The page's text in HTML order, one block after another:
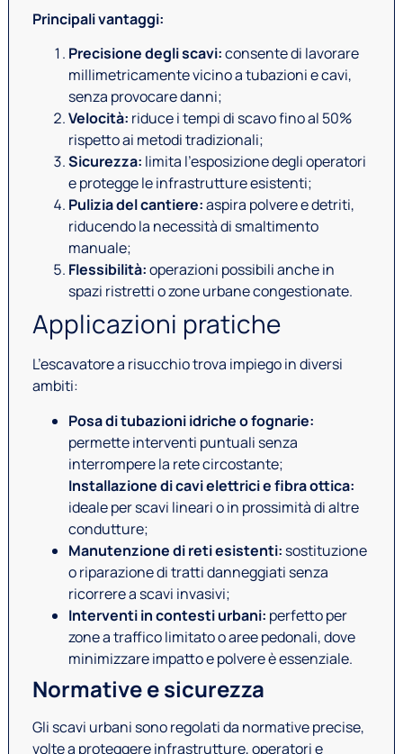
Principali vantaggi:
Precisione degli scavi:consente di lavorare
millimetricamente vicino a tubazioni e cavi,
senza provocare danni;
Velocità: riduce i tempi di scavo fino al 50%
rispetto ai metodi tradizionali;
Sicurezza: limita l’esposizione degli operatori
e protegge le infrastrutture esistenti;
Pulizia del cantiere:aspira polvere e detriti,
riducendo la necessità di smaltimento
manuale;
Flessibilità:operazioni possibili anche in
spazi ristretti o zone urbane congestionate.
Applicazioni pratiche
L’escavatore a risucchio trova impiego in diversi
ambiti:
Posa di tubazioni idriche o fognarie:
permette interventi puntuali senza
interrompere la rete circostante;
Installazione di cavi elettrici e fibra ottica:
ideale per scavi lineari o in prossimità di altre
condutture;
Manutenzione di reti esistenti: sostituzione
o riparazione di tratti danneggiati senza
ricorrere a scavi invasivi;
Interventi in contesti urbani: perfetto per
zone a traffico limitato o aree pedonali, dove
minimizzare impatto e polvere è essenziale.
Normative e sicurezza
Gli scavi urbani sono regolati da normative precise,
volte a proteggere infrastrutture, operatori e